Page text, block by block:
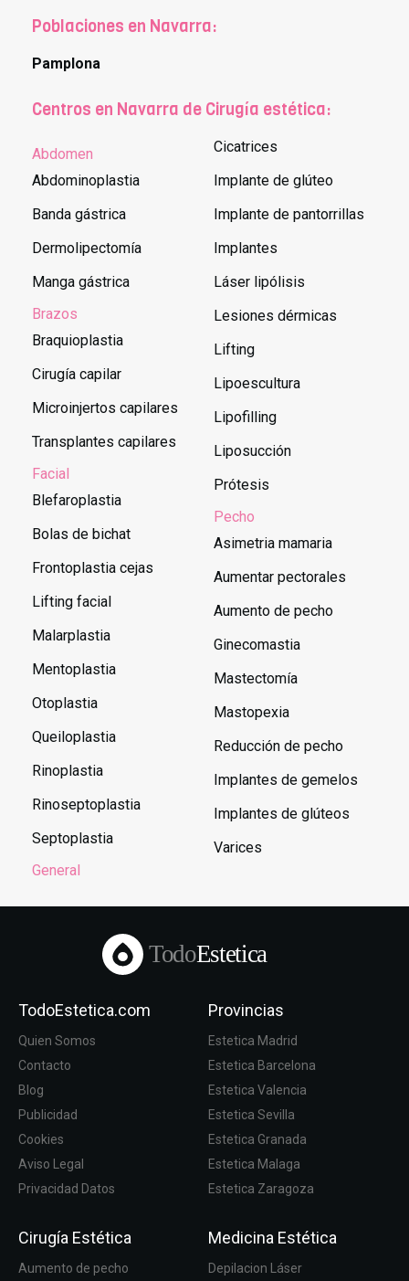
Poblaciones en Navarra:
Pamplona
Centros en Navarra de Cirugía estética:
Abdomen
Abdominoplastia
Banda gástrica
Dermolipectomía
Manga gástrica
Brazos
Braquioplastia
Cirugía capilar
Microinjertos capilares
Transplantes capilares
Facial
Blefaroplastia
Bolas de bichat
Frontoplastia cejas
Lifting facial
Malarplastia
Mentoplastia
Otoplastia
Queiloplastia
Rinoplastia
Rinoseptoplastia
Septoplastia
General
Cicatrices
Implante de glúteo
Implante de pantorrillas
Implantes
Láser lipólisis
Lesiones dérmicas
Lifting
Lipoescultura
Lipofilling
Liposucción
Prótesis
Pecho
Asimetria mamaria
Aumentar pectorales
Aumento de pecho
Ginecomastia
Mastectomía
Mastopexia
Reducción de pecho
Implantes de gemelos
Implantes de glúteos
Varices
TodoEstetica
TodoEstetica.com
Quien Somos
Contacto
Blog
Publicidad
Cookies
Aviso Legal
Privacidad Datos
Provincias
Estetica Madrid
Estetica Barcelona
Estetica Valencia
Estetica Sevilla
Estetica Granada
Estetica Malaga
Estetica Zaragoza
Cirugía Estética
Aumento de pecho
Medicina Estética
Depilacion Láser